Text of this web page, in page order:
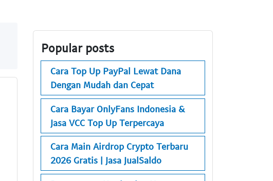
Popular posts
Cara Top Up PayPal Lewat Dana
Dengan Mudah dan Cepat
Cara Bayar OnlyFans Indonesia &
Jasa VCC Top Up Terpercaya
Cara Main Airdrop Crypto Terbaru
2026 Gratis | Jasa JualSaldo